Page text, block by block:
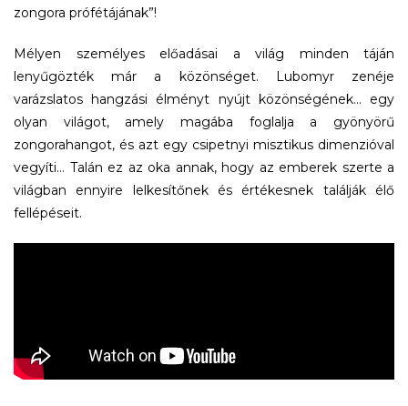
zongora prófétájának”!
Mélyen személyes előadásai a világ minden táján
lenyűgözték már a közönséget. Lubomyr zenéje
varázslatos hangzási élményt nyújt közönségének… egy
olyan világot, amely magába foglalja a gyönyörű
zongorahangot, és azt egy csipetnyi misztikus dimenzióval
vegyíti… Talán ez az oka annak, hogy az emberek szerte a
világban ennyire lelkesítőnek és értékesnek találják élő
fellépéseit.